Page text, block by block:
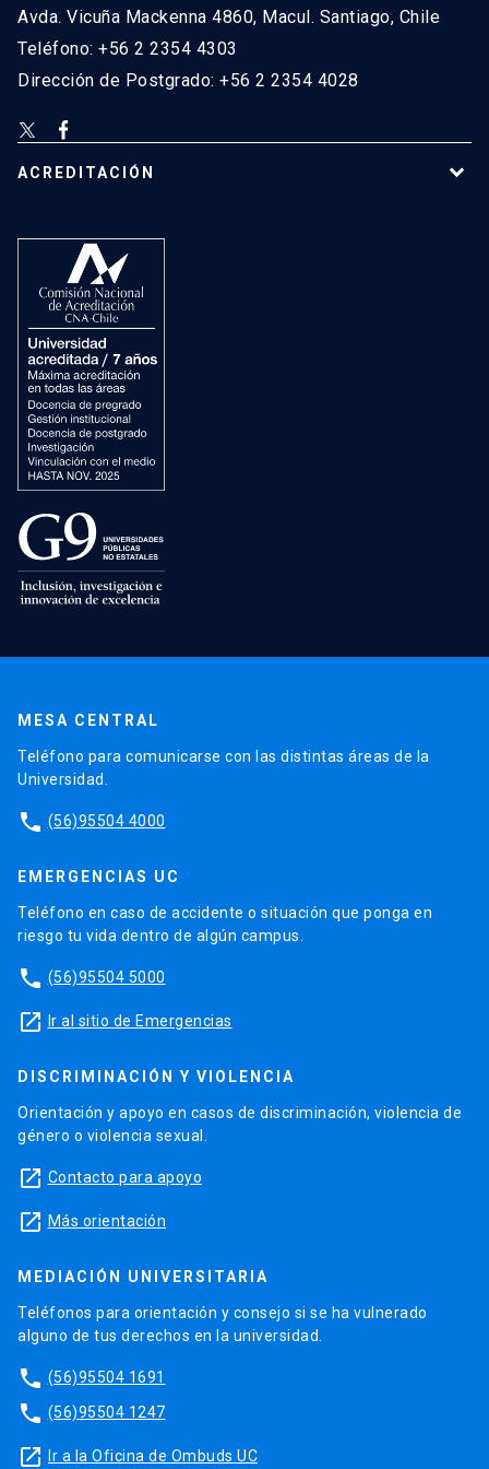
Avda. Vicuña Mackenna 4860, Macul. Santiago, Chile
Teléfono: +56 2 2354 4303
Dirección de Postgrado: +56 2 2354 4028
ACREDITACIÓN
MESA CENTRAL
Teléfono para comunicarse con las distintas áreas de la
Universidad.
phone (56)95504 4000
EMERGENCIAS UC
Teléfono en caso de accidente o situación que ponga en
riesgo tu vida dentro de algún campus.
phone (56)95504 5000
launch Ir al sitio de Emergencias
DISCRIMINACIÓN Y VIOLENCIA
Orientación y apoyo en casos de discriminación, violencia de
género o violencia sexual.
launch Contacto para apoyo
launch Más orientación
MEDIACIÓN UNIVERSITARIA
Teléfonos para orientación y consejo si se ha vulnerado
alguno de tus derechos en la universidad.
phone (56)95504 1691
phone (56)95504 1247
launch Ir a la Oficina de Ombuds UC